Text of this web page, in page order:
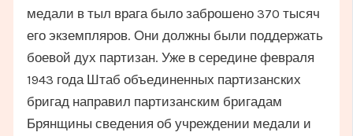
медали в тыл врага было заброшено 370 тысяч
его экземпляров. Они должны были поддержать
боевой дух партизан. Уже в середине февраля
1943 года Штаб объединенных партизанских
бригад направил партизанским бригадам
Брянщины сведения об учреждении медали и